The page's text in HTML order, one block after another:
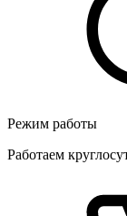
Режим работы
Работаем